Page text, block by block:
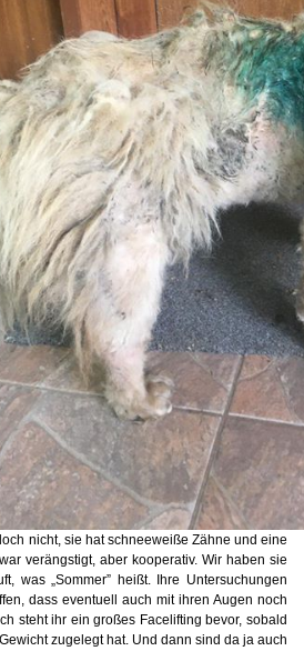
nicht, sie hat schneeweiße Zähne und eine
verängstigt, aber kooperativ. Wir haben sie
was „Sommer” heißt. Ihre Untersuchungen
dass eventuell auch mit ihren Augen noch
steht ihr ein großes Facelifting bevor, sobald
zugelegt hat. Und dann sind da ja auch